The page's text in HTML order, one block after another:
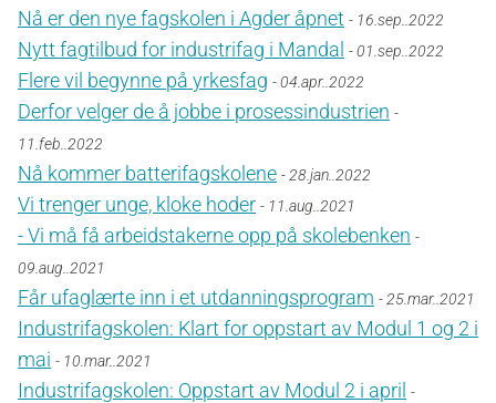
Nå er den nye fagskolen i Agder åpnet - 16.sep..2022
Nytt fagtilbud for industrifag i Mandal - 01.sep..2022
Flere vil begynne på yrkesfag - 04.apr..2022
Derfor velger de å jobbe i prosessindustrien -
11.feb..2022
Nå kommer batterifagskolene - 28.jan..2022
Vi trenger unge, kloke hoder - 11.aug..2021
- Vi må få arbeidstakerne opp på skolebenken -
09.aug..2021
Får ufaglærte inn i et utdanningsprogram - 25.mar..2021
Industrifagskolen: Klart for oppstart av Modul 1 og 2 i
mai - 10.mar..2021
Industrifagskolen: Oppstart av Modul 2 i april -